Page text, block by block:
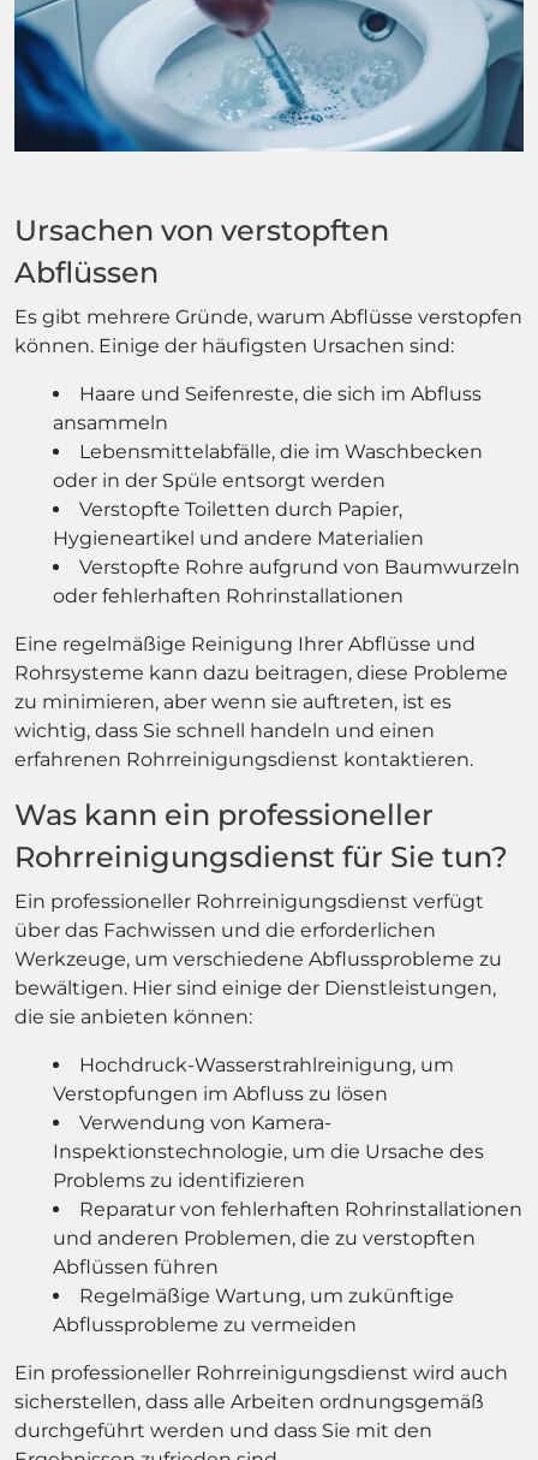
Ursachen von verstopften
Abflüssen
Es gibt mehrere Gründe, warum Abflüsse verstopfen
können. Einige der häufigsten Ursachen sind:
Haare und Seifenreste, die sich im Abfluss
ansammeln
Lebensmittelabfälle, die im Waschbecken
oder in der Spüle entsorgt werden
Verstopfte Toiletten durch Papier,
Hygieneartikel und andere Materialien
Verstopfte Rohre aufgrund von Baumwurzeln
oder fehlerhaften Rohrinstallationen
Eine regelmäßige Reinigung Ihrer Abflüsse und
Rohrsysteme kann dazu beitragen, diese Probleme
zu minimieren, aber wenn sie auftreten, ist es
wichtig, dass Sie schnell handeln und einen
erfahrenen Rohrreinigungsdienst kontaktieren.
Was kann ein professioneller
Rohrreinigungsdienst für Sie tun?
Ein professioneller Rohrreinigungsdienst verfügt
über das Fachwissen und die erforderlichen
Werkzeuge, um verschiedene Abflussprobleme zu
bewältigen. Hier sind einige der Dienstleistungen,
die sie anbieten können:
Hochdruck-Wasserstrahlreinigung, um
Verstopfungen im Abfluss zu lösen
Verwendung von Kamera-
Inspektionstechnologie, um die Ursache des
Problems zu identifizieren
Reparatur von fehlerhaften Rohrinstallationen
und anderen Problemen, die zu verstopften
Abflüssen führen
Regelmäßige Wartung, um zukünftige
Abflussprobleme zu vermeiden
Ein professioneller Rohrreinigungsdienst wird auch
sicherstellen, dass alle Arbeiten ordnungsgemäß
durchgeführt werden und dass Sie mit den